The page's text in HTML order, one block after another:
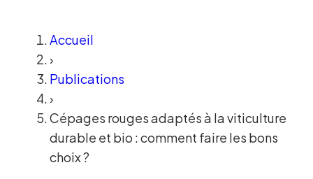
Accueil
›
Publications
›
Cépages rouges adaptés à la viticulture
durable et bio : comment faire les bons
choix ?